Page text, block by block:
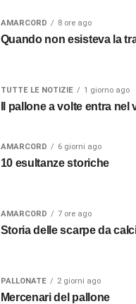
AMARCORD 8 ore ago
Quando non esisteva la
TUTTE LE NOTIZIE 1 giorno ago
Il pallone a volte entra
AMARCORD 6 giorni ago
10 esultanze storiche
AMARCORD 7 ore ago
Storia delle scarpe da
PALLONATE 2 giorni ago
Mercenari del pallone